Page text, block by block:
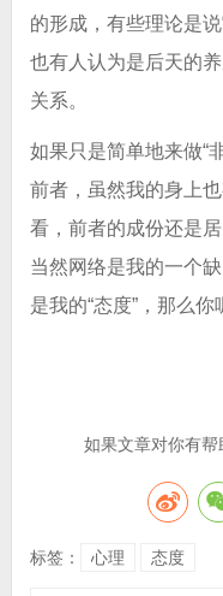
的形成，有些理论是
也有人认为是后天的
关系。
如果只是简单地来做“
前者，虽然我的身上
看，前者的成份还是
当然网络是我的一个
是我的“态度”，那么
如果文章对你有
标签： 心理 态度